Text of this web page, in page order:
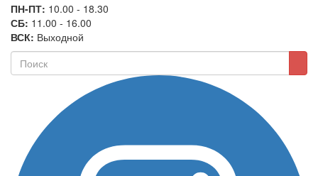
ПН-ПТ: 10.00 - 18.30
СБ: 11.00 - 16.00
ВСК: Выходной